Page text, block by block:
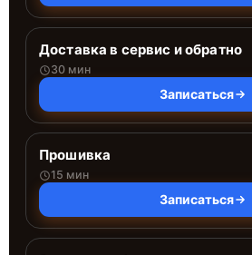
Доставка в сервис и обратно
30 мин
Записаться
Прошивка
15 мин
Записаться